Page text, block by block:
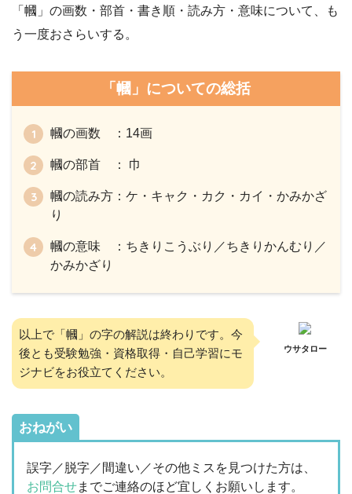
「幗」の画数・部首・書き順・読み方・意味について、も
う一度おさらいする。
「幗」についての総括
幗の画数 ：14画
幗の部首 ： 巾
幗の読み方：ケ・キャク・カク・カイ・かみかざ
り
幗の意味 ：ちきりこうぶり／ちきりかんむり／
かみかざり
以上で「幗」の字の解説は終わりです。今
後とも受験勉強・資格取得・自己学習にモ
ジナビをお役立てください。
ウサタロー
おねがい
誤字／脱字／間違い／その他ミスを見つけた方は、
お問合せまでご連絡のほど宜しくお願いします。